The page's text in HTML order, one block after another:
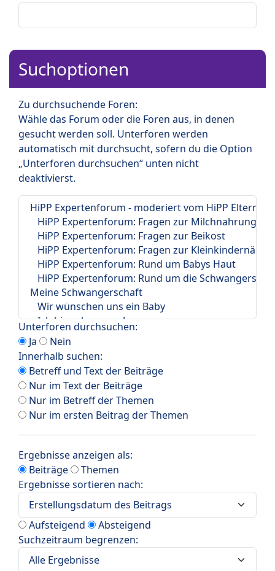
Suchoptionen
Zu durchsuchende Foren:
Wähle das Forum oder die Foren aus, in denen
gesucht werden soll. Unterforen werden
automatisch mit durchsucht, sofern du die Option
„Unterforen durchsuchen“ unten nicht
deaktivierst.
Unterforen durchsuchen:
Ja
Nein
Innerhalb suchen:
Betreff und Text der Beiträge
Nur im Text der Beiträge
Nur im Betreff der Themen
Nur im ersten Beitrag der Themen
Ergebnisse anzeigen als:
Beiträge
Themen
Ergebnisse sortieren nach:
Aufsteigend
Absteigend
Suchzeitraum begrenzen: